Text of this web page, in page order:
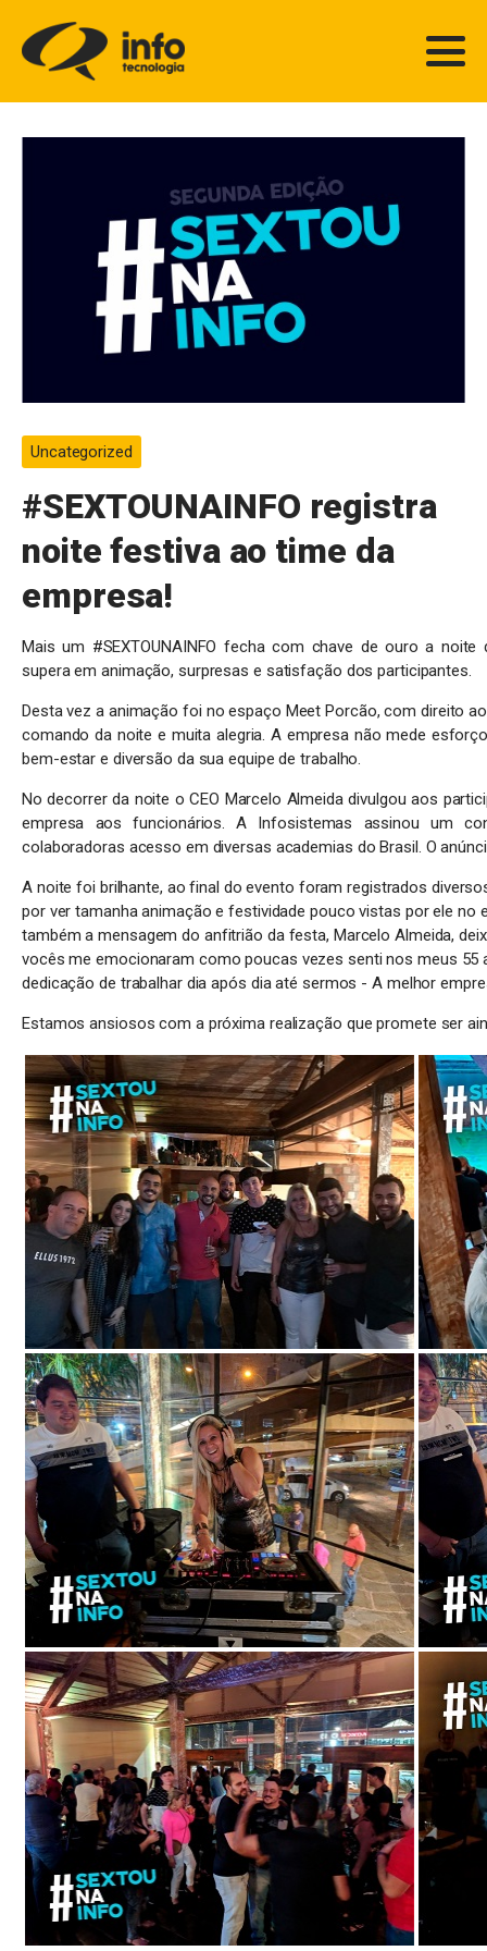
Uncategorized
#SEXTOUNAINFO registra
noite festiva ao time da
empresa!
Mais um #SEXTOUNAINFO fecha com chave de ouro a
supera em animação, surpresas e satisfação dos participantes.
Desta vez a animação foi no espaço Meet Porcão, com direito
comando da noite e muita alegria. A empresa não mede
bem-estar e diversão da sua equipe de trabalho.
No decorrer da noite o CEO Marcelo Almeida divulgou aos
empresa aos funcionários. A Infosistemas assinou um
colaboradoras acesso em diversas academias do Brasil. O
A noite foi brilhante, ao final do evento foram registrados
por ver tamanha animação e festividade pouco vistas por ele no
também a mensagem do anfitrião da festa, Marcelo Almeida,
vocês me emocionaram como poucas vezes senti nos meus 55
dedicação de trabalhar dia após dia até sermos - A melhor
Estamos ansiosos com a próxima realização que promete ser